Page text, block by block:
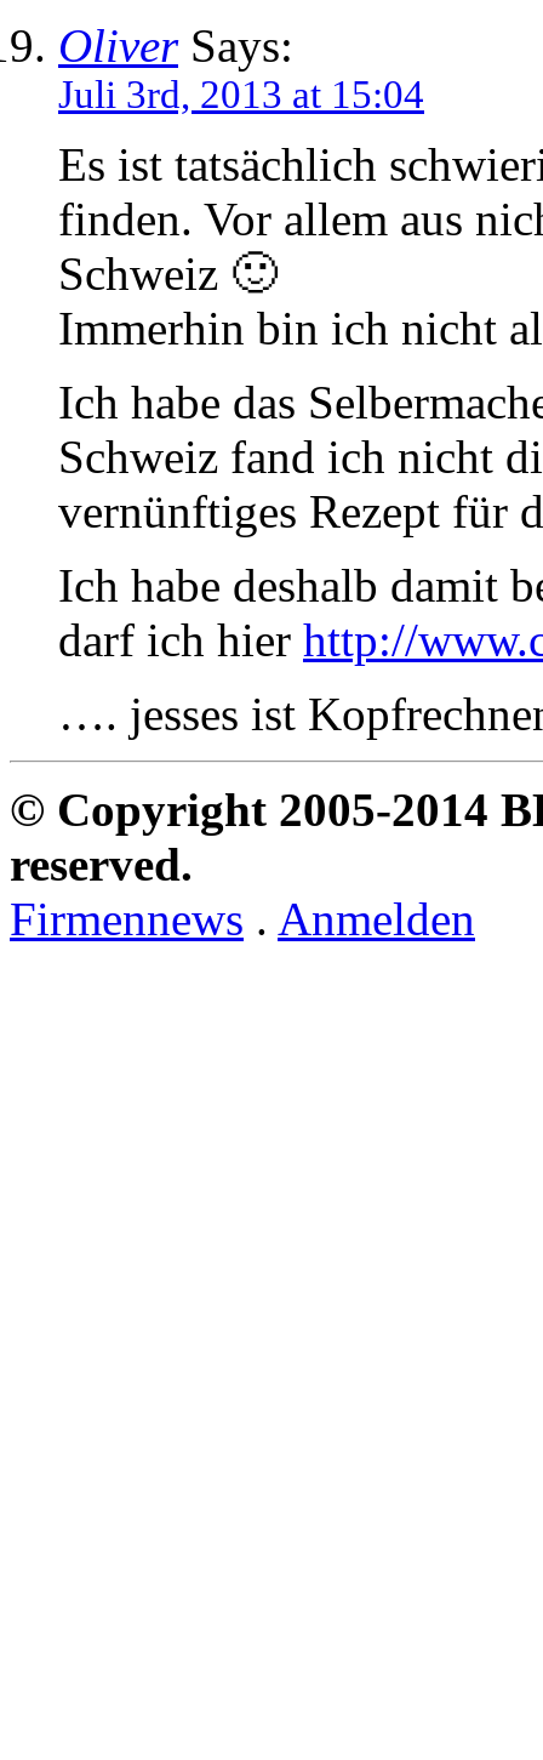
OliverSays:
Juli 3rd, 2013 at 15:04
Es ist tatsächlich
finden. Vor allem aus
Schweiz 🙂
Immerhin bin ich nicht
Ich habe das
Schweiz fand ich nicht
vernünftiges Rezept für
Ich habe deshalb damit
darf ich hier http://
…. jesses ist
© Copyright 2005-2014
reserved.
Firmennews . Anmelden